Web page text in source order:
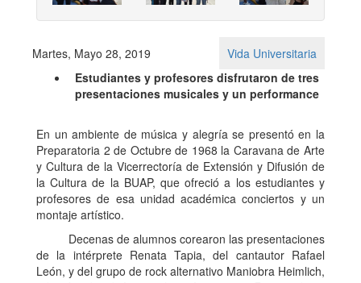
Martes, Mayo 28, 2019
Vida Universitaria
Estudiantes y profesores disfrutaron de tres
presentaciones musicales y un performance
En un ambiente de música y alegría se presentó en la
Preparatoria 2 de Octubre de 1968 la Caravana de Arte
y Cultura de la Vicerrectoría de Extensión y Difusión de
la Cultura de la BUAP, que ofreció a los estudiantes y
profesores de esa unidad académica conciertos y un
montaje artístico.
Decenas de alumnos corearon las presentaciones
de la intérprete Renata Tapia, del cantautor Rafael
León, y del grupo de rock alternativo Maniobra Heimlich,